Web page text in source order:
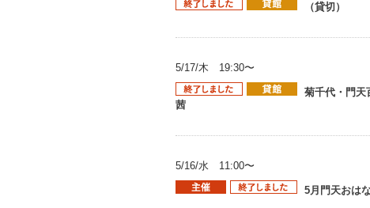
（貸切）
5/17/木 19:30〜
菊千代・門天
茜
5/16/水 11:00〜
5月門天おは